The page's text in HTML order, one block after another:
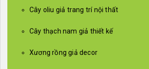
Cây oliu giả trang trí nội thất
Cây thạch nam giả thiết kế
Xương rồng giả decor